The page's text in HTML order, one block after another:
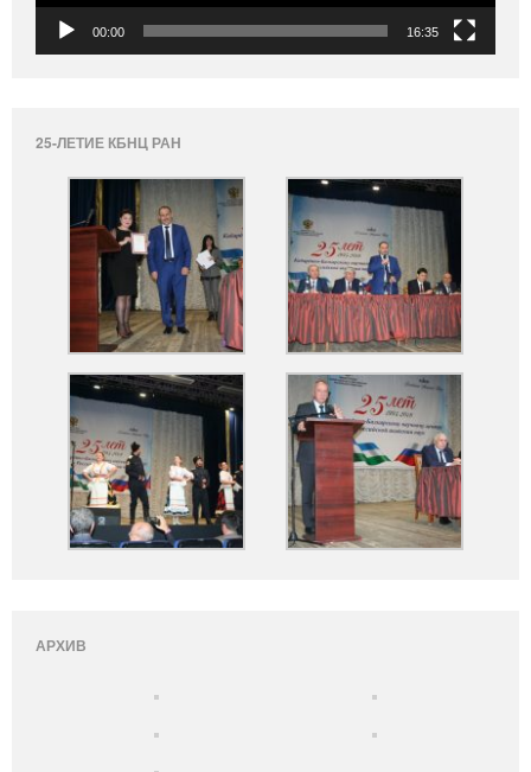
00:00 16:35
25-ЛЕТИЕ КБНЦ РАН
АРХИВ